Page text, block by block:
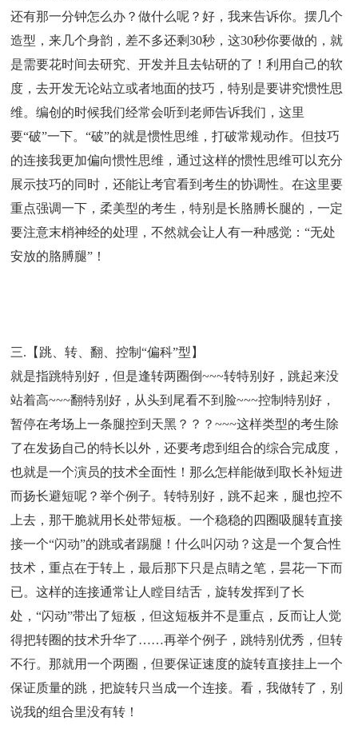
还有那一分钟怎么办？做什么呢？好，我来告诉你。摆几个
造型，来几个身韵，差不多还剩30秒，这30秒你要做的，就
是需要花时间去研究、开发并且去钻研的了！利用自己的软
度，去开发无论站立或者地面的技巧，特别是要讲究惯性思
维。编创的时候我们经常会听到老师告诉我们，这里
要“破”一下。“破”的就是惯性思维，打破常规动作。但技巧
的连接我更加偏向惯性思维，通过这样的惯性思维可以充分
展示技巧的同时，还能让考官看到考生的协调性。在这里要
重点强调一下，柔美型的考生，特别是长胳膊长腿的，一定
要注意末梢神经的处理，不然就会让人有一种感觉：“无处
安放的胳膊腿”！
三.【跳、转、翻、控制“偏科”型】
就是指跳特别好，但是逢转两圈倒~~~转特别好，跳起来没
站着高~~~翻特别好，从头到尾看不到脸~~~控制特别好，
暂停在考场上一条腿控到天黑？？？~~~这样类型的考生除
了在发扬自己的特长以外，还要考虑到组合的综合完成度，
也就是一个演员的技术全面性！那么怎样能做到取长补短进
而扬长避短呢？举个例子。转特别好，跳不起来，腿也控不
上去，那干脆就用长处带短板。一个稳稳的四圈吸腿转直接
接一个“闪动”的跳或者踢腿！什么叫闪动？这是一个复合性
技术，重点在于转上，最后那下只是点睛之笔，昙花一下而
已。这样的连接通常让人瞠目结舌，旋转发挥到了长
处，“闪动”带出了短板，但这短板并不是重点，反而让人觉
得把转圈的技术升华了……再举个例子，跳特别优秀，但转
不行。那就用一个两圈，但要保证速度的旋转直接挂上一个
保证质量的跳，把旋转只当成一个连接。看，我做转了，别
说我的组合里没有转！